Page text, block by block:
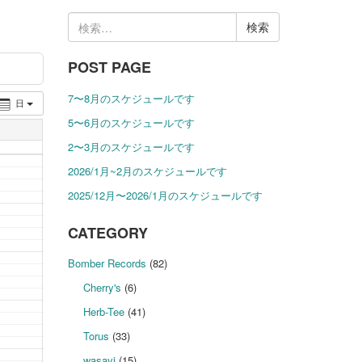
日
検
索:
POST PAGE
7〜8月のスケジュールです
5〜6月のスケジュールです
2〜3月のスケジュールです
2026/1月~2月のスケジュールです
2025/12月〜2026/1月のスケジュールです
CATEGORY
Bomber Records (82)
Cherry's (6)
Herb-Tee (41)
Torus (33)